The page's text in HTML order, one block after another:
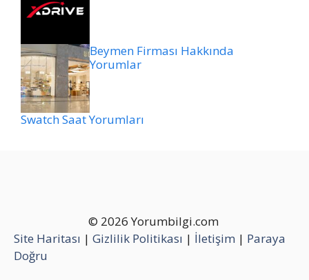
Beymen Firması Hakkında
Yorumlar
Swatch Saat Yorumları
© 2026 Yorumbilgi.com
Site Haritası | Gizlilik Politikası | İletişim | Paraya
Doğru